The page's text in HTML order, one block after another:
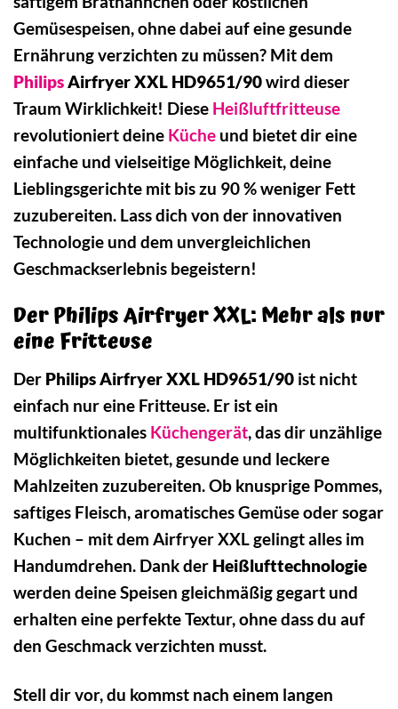
Gemüsespeisen, ohne dabei auf eine gesunde
Ernährung verzichten zu müssen? Mit dem
Philips Airfryer XXL HD9651/90wird dieser
Traum Wirklichkeit! Diese Heißluftfritteuse
revolutioniert deine Küche und bietet dir eine
einfache und vielseitige Möglichkeit, deine
Lieblingsgerichte mit bis zu 90 % weniger Fett
zuzubereiten. Lass dich von der innovativen
Technologie und dem unvergleichlichen
Geschmackserlebnis begeistern!
Der Philips Airfryer XXL: Mehr als nur
eine Fritteuse
Der Philips Airfryer XXL HD9651/90 ist nicht
einfach nur eine Fritteuse. Er ist ein
multifunktionales Küchengerät, das dir unzählige
Möglichkeiten bietet, gesunde und leckere
Mahlzeiten zuzubereiten. Ob knusprige Pommes,
saftiges Fleisch, aromatisches Gemüse oder sogar
Kuchen – mit dem Airfryer XXL gelingt alles im
Handumdrehen. Dank der Heißlufttechnologie
werden deine Speisen gleichmäßig gegart und
erhalten eine perfekte Textur, ohne dass du auf
den Geschmack verzichten musst.
Stell dir vor, du kommst nach einem langen